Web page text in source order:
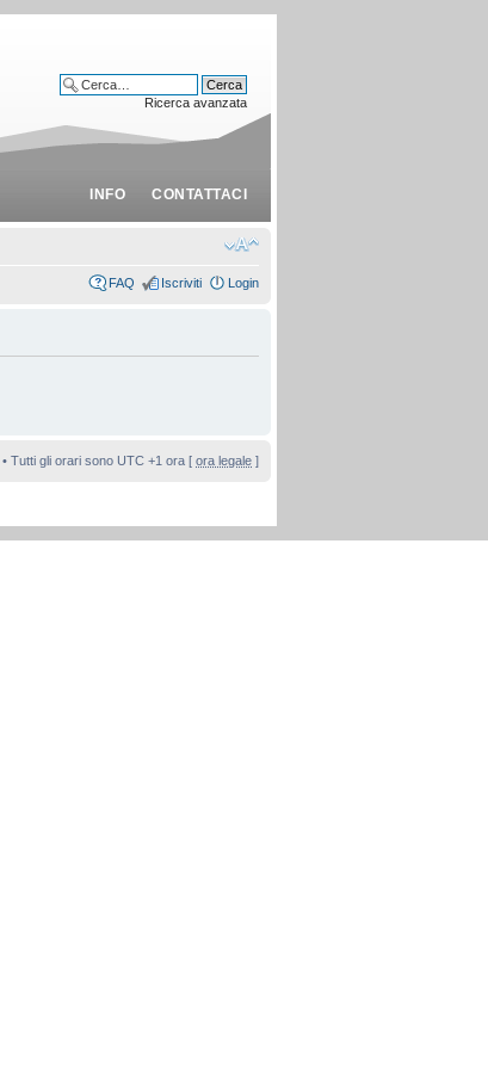
INFO CONTATTACI
Ricerca avanzata
FAQ Iscriviti Login
• Tutti gli orari sono UTC +1 ora [ ora legale ]